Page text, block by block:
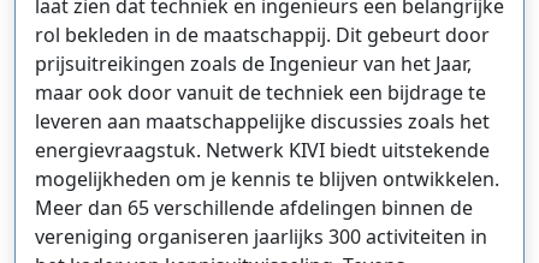
laat zien dat techniek en ingenieurs een belangrijke
rol bekleden in de maatschappij. Dit gebeurt door
prijsuitreikingen zoals de Ingenieur van het Jaar,
maar ook door vanuit de techniek een bijdrage te
leveren aan maatschappelijke discussies zoals het
energievraagstuk. Netwerk KIVI biedt uitstekende
mogelijkheden om je kennis te blijven ontwikkelen.
Meer dan 65 verschillende afdelingen binnen de
vereniging organiseren jaarlijks 300 activiteiten in